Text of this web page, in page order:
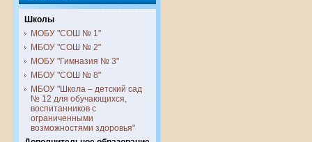
Школы
МОБУ "СОШ № 1"
МБОУ "СОШ № 2"
МОБУ "Гимназия № 3"
МБОУ "СОШ № 8"
МБОУ "Школа – детский сад
№ 12 для обучающихся,
воспитанников с
ограниченными
возможностями здоровья"